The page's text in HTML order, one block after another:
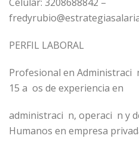
PERFIL LABORAL
Profesional en Administraci
15 a os de experiencia en
administraci n, operaci n y
Humanos en empresa